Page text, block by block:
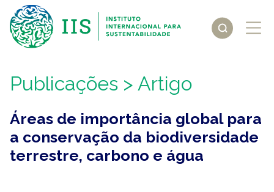
Publicações > Artigo
Áreas de importância global para
a conservação da biodiversidade
terrestre, carbono e água